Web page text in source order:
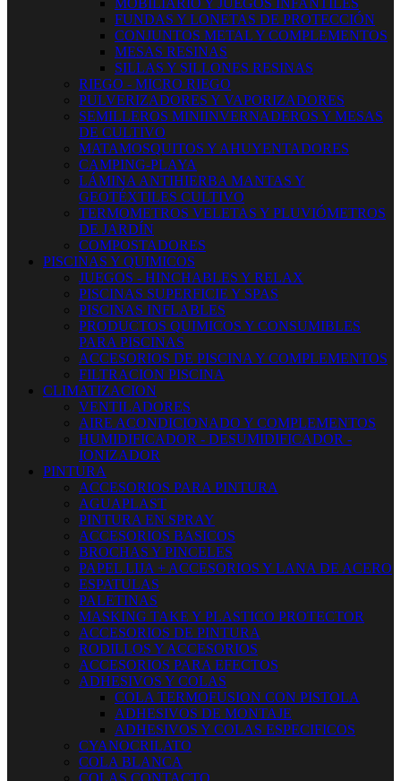
MOBILIARIO Y JUEGOS INFANTILES
FUNDAS Y LONETAS DE PROTECCIÓN
CONJUNTOS METAL Y COMPLEMENTOS
MESAS RESINAS
SILLAS Y SILLONES RESINAS
RIEGO - MICRO RIEGO
PULVERIZADORES Y VAPORIZADORES
SEMILLEROS MINIINVERNADEROS Y MESAS
DE CULTIVO
MATAMOSQUITOS Y AHUYENTADORES
CAMPING-PLAYA
LÁMINA ANTIHIERBA MANTAS Y
GEOTÉXTILES CULTIVO
TERMOMETROS VELETAS Y PLUVIÓMETROS
DE JARDÍN
COMPOSTADORES
PISCINAS Y QUIMICOS
JUEGOS - HINCHABLES Y RELAX
PISCINAS SUPERFICIE Y SPAS
PISCINAS INFLABLES
PRODUCTOS QUIMICOS Y CONSUMIBLES
PARA PISCINAS
ACCESORIOS DE PISCINA Y COMPLEMENTOS
FILTRACION PISCINA
CLIMATIZACION
VENTILADORES
AIRE ACONDICIONADO Y COMPLEMENTOS
HUMIDIFICADOR - DESUMIDIFICADOR -
IONIZADOR
PINTURA
ACCESORIOS PARA PINTURA
AGUAPLAST
PINTURA EN SPRAY
ACCESORIOS BASICOS
BROCHAS Y PINCELES
PAPEL LIJA + ACCESORIOS Y LANA DE ACERO
ESPATULAS
PALETINAS
MASKING TAKE Y PLASTICO PROTECTOR
ACCESORIOS DE PINTURA
RODILLOS Y ACCESORIOS
ACCESORIOS PARA EFECTOS
ADHESIVOS Y COLAS
COLA TERMOFUSION CON PISTOLA
ADHESIVOS DE MONTAJE
ADHESIVOS Y COLAS ESPECIFICOS
CYANOCRILATO
COLA BLANCA
COLAS CONTACTO